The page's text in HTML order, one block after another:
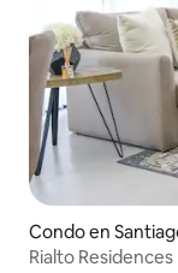
Condo en
Rialto